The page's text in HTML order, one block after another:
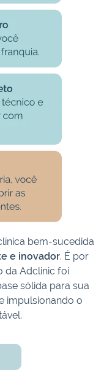
bem-sucedida
e inovador. É por
da Adclinic foi
sólida para sua
impulsionando o